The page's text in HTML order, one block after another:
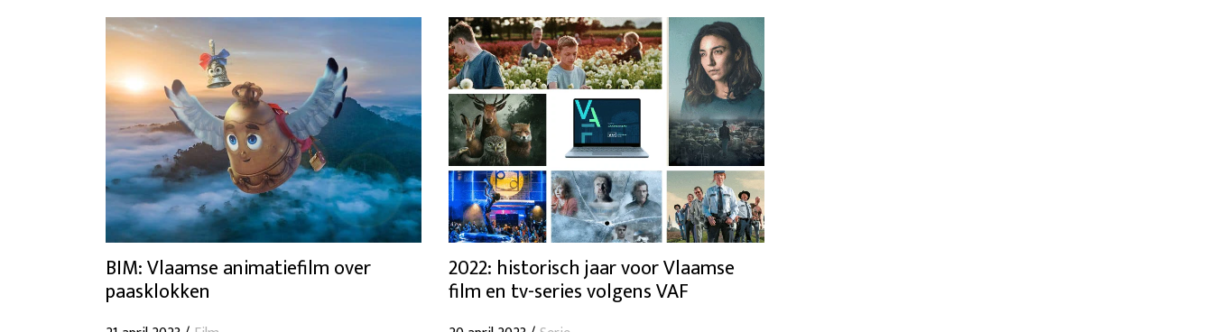
BIM: Vlaamse animatiefilm over
paasklokken
2022: historisch jaar voor Vlaamse
film en tv-series volgens VAF